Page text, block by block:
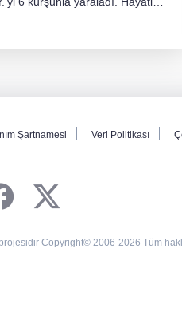
Şartnamesi Veri Politikası
Copyright© 2006-2026 Tüm